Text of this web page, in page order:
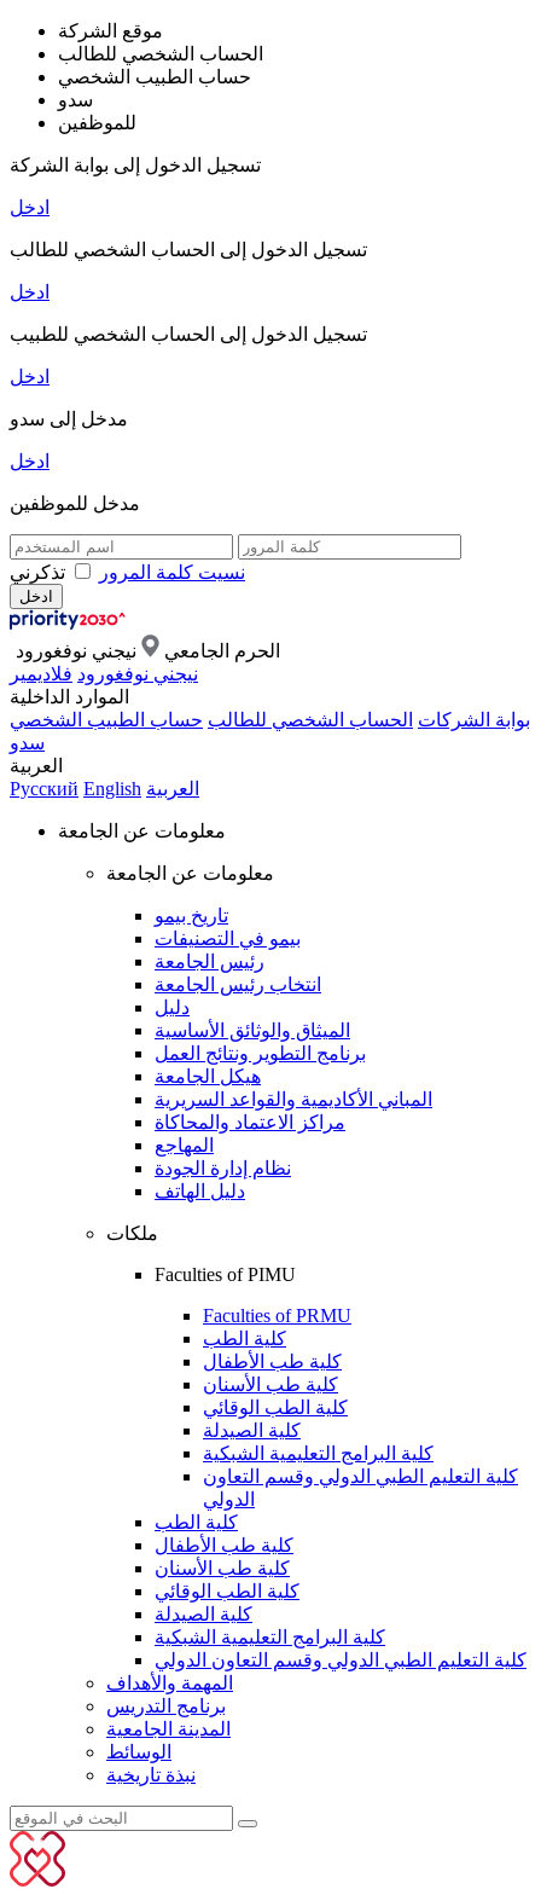
موقع الشركة
الحساب الشخصي للطالب
حساب الطبيب الشخصي
سدو
للموظفين
تسجيل الدخول إلى بوابة الشركة
ادخل
تسجيل الدخول إلى الحساب الشخصي للطالب
ادخل
تسجيل الدخول إلى الحساب الشخصي للطبيب
ادخل
مدخل إلى سدو
ادخل
مدخل للموظفين
نسيت كلمة المرور تذكرني
الحرم الجامعي
نيجني نوفغورود
نيجني نوفغورود فلاديمير
الموارد الداخلية
بوابة الشركات الحساب الشخصي للطالب حساب الطبيب الشخصي
سدو
العربية
Русский English العربية
معلومات عن الجامعة
معلومات عن الجامعة
تاريخ بيمو
بيمو في التصنيفات
رئيس الجامعة
انتخاب رئيس الجامعة
دليل
الميثاق والوثائق الأساسية
برنامج التطوير ونتائج العمل
هيكل الجامعة
المباني الأكاديمية والقواعد السريرية
مراكز الاعتماد والمحاكاة
المهاجع
نظام إدارة الجودة
دليل الهاتف
ملكات
Faculties of PIMU
Faculties of PRMU
كلية الطب
كلية طب الأطفال
كلية طب الأسنان
كلية الطب الوقائي
كلية الصيدلة
كلية البرامج التعليمية الشبكية
كلية التعليم الطبي الدولي وقسم التعاون
الدولي
كلية الطب
كلية طب الأطفال
كلية طب الأسنان
كلية الطب الوقائي
كلية الصيدلة
كلية البرامج التعليمية الشبكية
كلية التعليم الطبي الدولي وقسم التعاون الدولي
المهمة والأهداف
برنامج التدريس
المدينة الجامعية
الوسائط
نبذة تاريخية